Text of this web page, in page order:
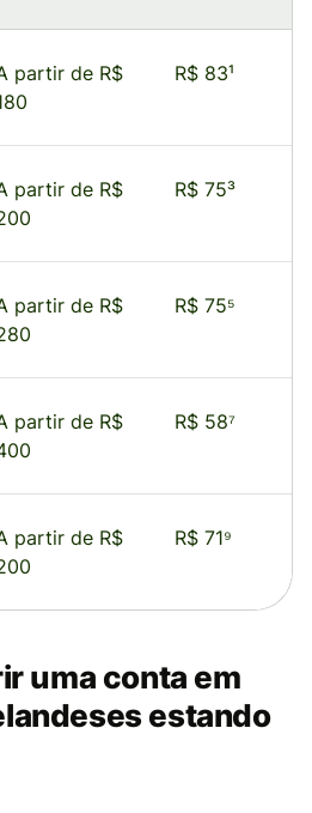
partir de R$
R$ 83¹
partir de R$
R$ 75³
partir de R$
R$ 75⁵
partir de R$
R$ 58⁷
partir de R$
R$ 71⁹
uma conta em
estando